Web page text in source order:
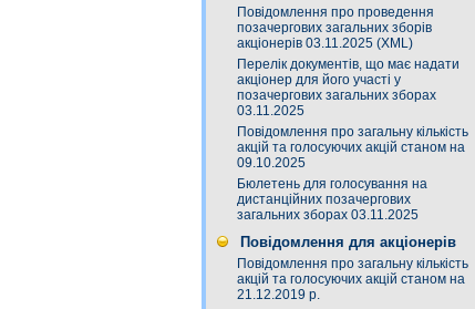
Повідомлення про проведення
позачергових загальних зборів
акціонерів 03.11.2025 (XML)
Перелік документів, що має надати
акціонер для його участі у
позачергових загальних зборах
03.11.2025
Повідомлення про загальну кількість
акцій та голосуючих акцій станом на
09.10.2025
Бюлетень для голосування на
дистанційних позачергових
загальних зборах 03.11.2025
Повідомлення для акціонерів
Повідомлення про загальну кількість
акцій та голосуючих акцій станом на
21.12.2019 р.